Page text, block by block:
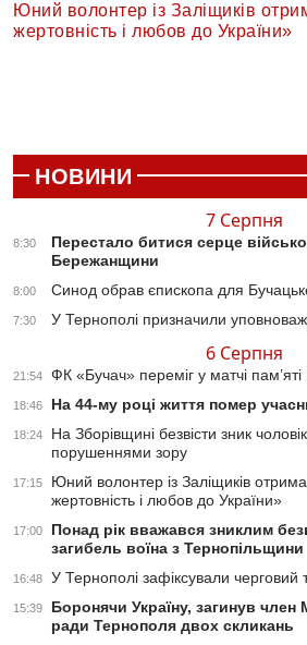
Юний волонтер із Заліщиків
жертовність і любов до України»
НОВИНИ
7 Серпня
8:30
Перестало битися серце
Бережанщини
8:00 Синод обрав єпископа для
7:30 У Тернополі призначили
6 Серпня
21:54 ФК «Бучач» переміг у матчі
18:46 На 44-му році життя помер
18:24
На Зборівщині безвісти зник
порушеннями зору
17:15
Юний волонтер із Заліщиків
жертовність і любов до України»
17:00
Понад рік вважався зниклим
загибель воїна з Тернопільщини
16:48 У Тернополі зафіксували
15:39
Боронячи Україну, загинув член
ради Тернополя двох скликань